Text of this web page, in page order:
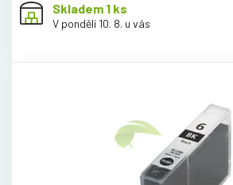
Skladem 1 ks
V pondělí 10. 8. u vás